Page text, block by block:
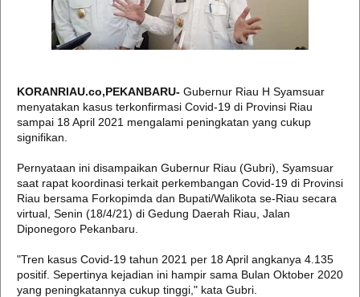
KORANRIAU.co,PEKANBARU- Gubernur Riau H Syamsuar
menyatakan kasus terkonfirmasi Covid-19 di Provinsi Riau
sampai 18 April 2021 mengalami peningkatan yang cukup
signifikan.
Pernyataan ini disampaikan Gubernur Riau (Gubri), Syamsuar
saat rapat koordinasi terkait perkembangan Covid-19 di Provinsi
Riau bersama Forkopimda dan Bupati/Walikota se-Riau secara
virtual, Senin (18/4/21) di Gedung Daerah Riau, Jalan
Diponegoro Pekanbaru.
"Tren kasus Covid-19 tahun 2021 per 18 April angkanya 4.135
positif. Sepertinya kejadian ini hampir sama Bulan Oktober 2020
yang peningkatannya cukup tinggi," kata Gubri.